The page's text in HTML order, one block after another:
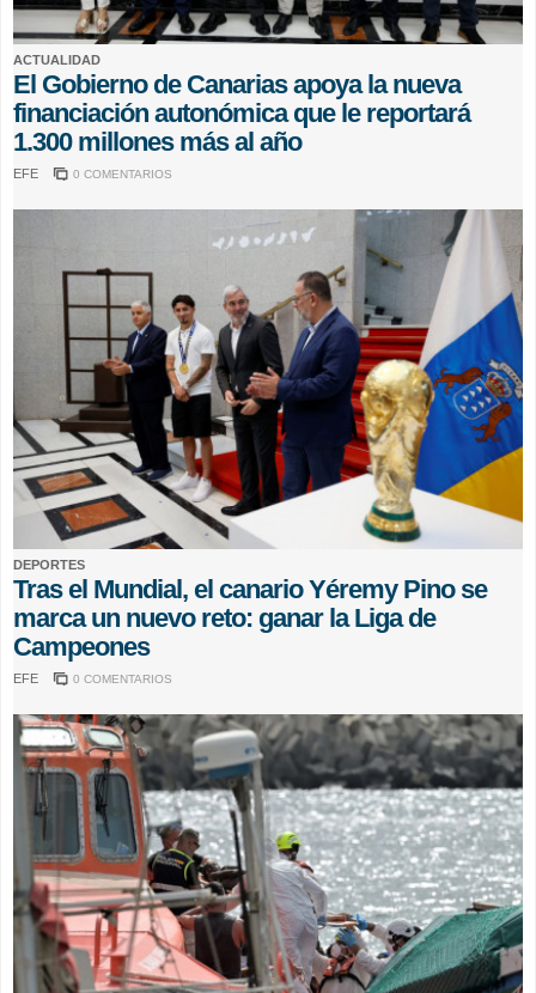
ACTUALIDAD
El Gobierno de Canarias apoya la nueva
financiación autonómica que le reportará
1.300 millones más al año
EFE 0 COMENTARIOS
DEPORTES
Tras el Mundial, el canario Yéremy Pino se
marca un nuevo reto: ganar la Liga de
Campeones
EFE 0 COMENTARIOS